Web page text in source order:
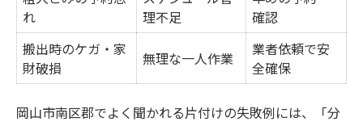
れ
理不足
確認
搬出時のケガ・家
財破損
無理な一人作業
業者依頼で安
全確保
岡山市南区郡でよく聞かれる片付けの失敗例には、「分